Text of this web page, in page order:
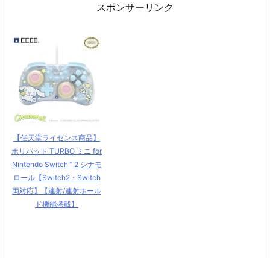
スポンサーリンク
【任天堂ライセンス商品】
ホリパッド TURBO ミニ for
Nintendo Switch™ 2 シナモ
ロール【Switch2・Switch
両対応】【連射/連射ホール
ド機能搭載】